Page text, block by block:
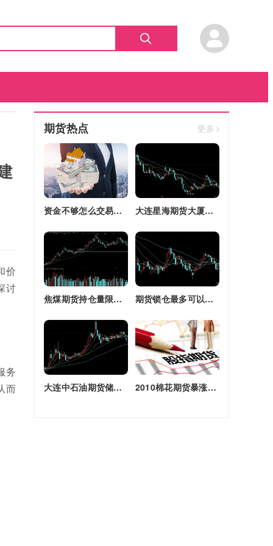
价
讨
务
而
期货热点 更多>
资金不够怎么交易股指期货(资金不够怎么交易股指期货呢) 大连星海期货大厦四区改建(大连星海广场期货大厦)
焦煤期货持仓量限额(焦煤期货持仓量限额是多少) 期货锁仓最多可以多长时间(期货锁仓最多可以多长时间卖出)
大连中石油期货储备库(大连原油期货) 2010棉花期货暴涨原因(2010棉花期货暴涨原因是什么)